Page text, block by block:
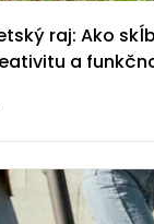
raj: Ako
a